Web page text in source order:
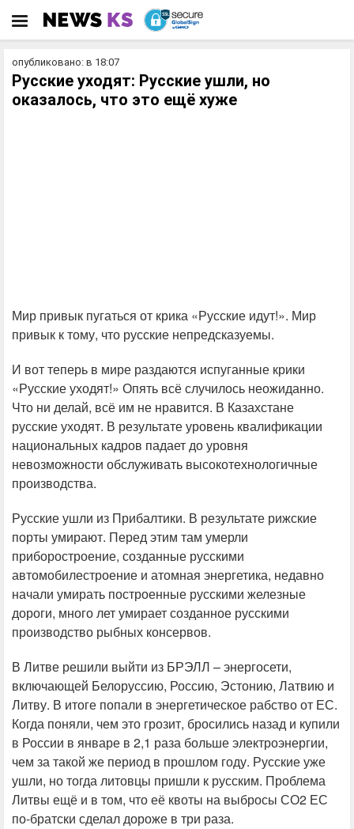
опубликовано: в 18:07
Русские уходят: Русские ушли, но
оказалось, что это ещё хуже
Мир привык пугаться от крика «Русские идут!». Мир
привык к тому, что русские непредсказуемы.
И вот теперь в мире раздаются испуганные крики
«Русские уходят!» Опять всё случилось неожиданно.
Что ни делай, всё им не нравится. В Казахстане
русские уходят. В результате уровень квалификации
национальных кадров падает до уровня
невозможности обслуживать высокотехнологичные
производства.
Русские ушли из Прибалтики. В результате рижские
порты умирают. Перед этим там умерли
приборостроение, созданные русскими
автомобилестроение и атомная энергетика, недавно
начали умирать построенные русскими железные
дороги, много лет умирает созданное русскими
производство рыбных консервов.
В Литве решили выйти из БРЭЛЛ – энергосети,
включающей Белоруссию, Россию, Эстонию, Латвию и
Литву. В итоге попали в энергетическое рабство от ЕС.
Когда поняли, чем это грозит, бросились назад и купили
в России в январе в 2,1 раза больше электроэнергии,
чем за такой же период в прошлом году. Русские уже
ушли, но тогда литовцы пришли к русским. Проблема
Литвы ещё и в том, что её квоты на выбросы СО2 ЕС
по-братски сделал дороже в три раза.